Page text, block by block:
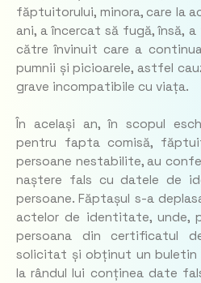
făptuitorului, minora, care la
ani, a încercat să fugă, însă,
către învinuit care a
pumnii și picioarele, astfel
grave incompatibile cu viața.
În același an, în scopul
pentru fapta comisă,
persoane nestabilite, au
naștere fals cu datele de
persoane. Făptașul s-a
actelor de identitate, unde,
persoana din certificatul
solicitat și obținut un buletin
la rândul lui conținea date